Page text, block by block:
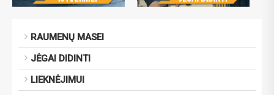
RAUMENŲ MASEI
JĖGAI DIDINTI
LIEKNĖJIMUI